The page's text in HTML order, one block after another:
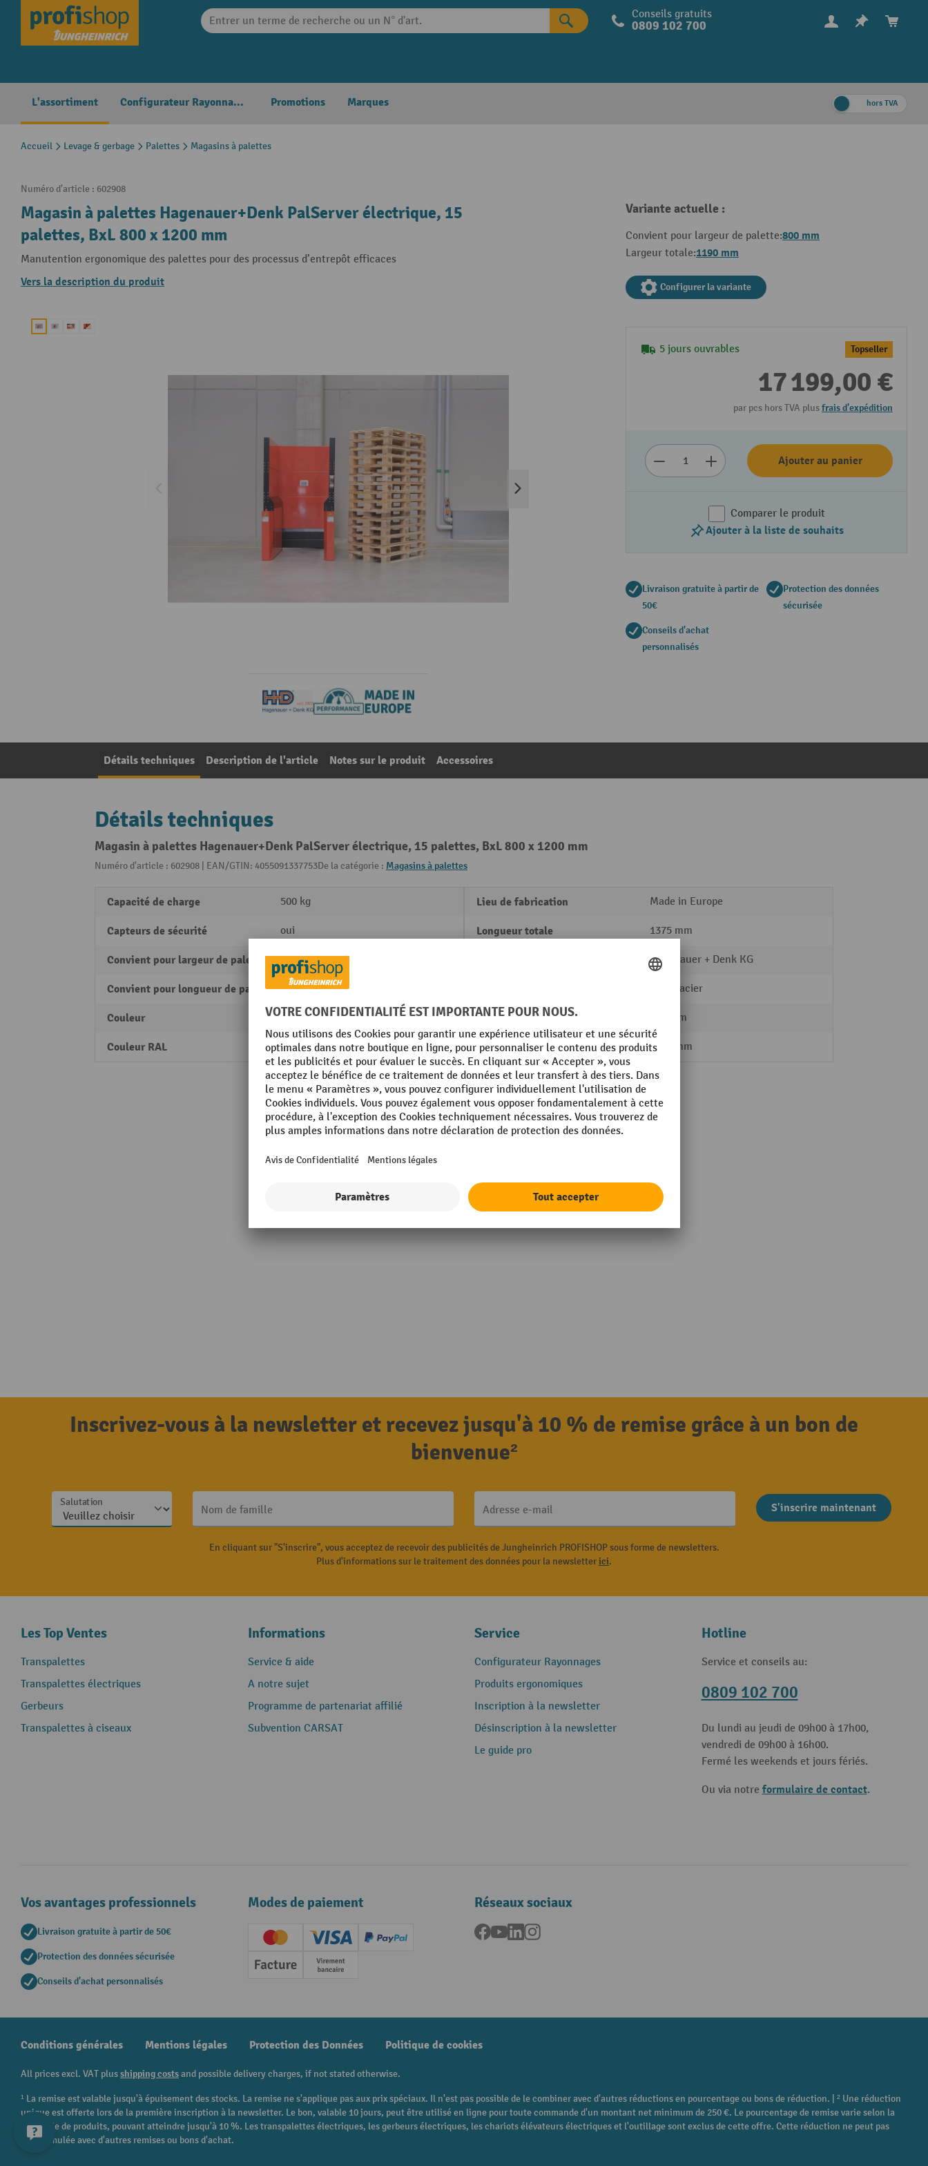
Skip to main navigation Conseils gratuits
0809 102 700
L'assortiment Configurateur Rayonnages Promotions Marques hors TVA
Accueil Levage & gerbage Palettes Magasins à palettes
Numéro d'article : 602908
Magasin à palettes Hagenauer+Denk PalServer électrique, 15
palettes, BxL 800 x 1200 mm
Manutention ergonomique des palettes pour des processus d’entrepôt efficaces
Vers la description du produit
Variante actuelle :
Convient pour largeur de palette:800 mm
Largeur totale:1190 mm
Configurer la variante
5 jours ouvrables Topseller
17 199,00 €
par pcs hors TVA plusfrais d'expédition
Ajouter au panier
Comparer le produit
Ajouter à la liste de souhaits
Livraison gratuite à partir de
50€
Protection des données
sécurisée
Conseils d'achat
personnalisés
Détails techniques Description de l'article Notes sur le produit Accessoires
Détails techniques
Magasin à palettes Hagenauer+Denk PalServer électrique, 15 palettes, BxL 800 x 1200 mm
Numéro d'article : 602908 | EAN/GTIN: 4055091337753De la catégorie : Magasins à palettes
Capacité de charge 500 kg
Capteurs de sécurité oui
Convient pour largeur de palette 800 mm
Convient pour longueur de palette 1200 mm
Couleur orange sanguine/noir
Couleur RAL RAL 2002 orangé sang
Lieu de fabrication Made in Europe
Longueur totale 1375 mm
Hagenauer + Denk KG
Tôle d'acier
Palette, largeur max. 800 mm
Palette, longueur max. 1200 mm
Afficher tous les détails techniques
Inscrivez-vous à la newsletter et recevez jusqu'à 10 % de remise grâce à un bon de
bienvenue²
Salutation
Nom de famille Adresse e-mail S'inscrire maintenant
En cliquant sur "S'inscrire", vous acceptez de recevoir des publicités de Jungheinrich PROFISHOP sous forme de newsletters.
Plus d'informations sur le traitement des données pour la newsletterici.
Les Top Ventes
Transpalettes
Transpalettes électriques
Gerbeurs
Transpalettes à ciseaux
Informations
Service & aide
A notre sujet
Programme de partenariat affilié
Subvention CARSAT
Service
Configurateur Rayonnages
Produits ergonomiques
Inscription à la newsletter
Désinscription à la newsletter
Le guide pro
Hotline
Service et conseils au:
0809 102 700
Du lundi au jeudi de 09h00 à 17h00,
vendredi de 09h00 à 16h00.
Fermé les weekends et jours fériés.
Ou via notre formulaire de contact.
Vos avantages professionnels
Livraison gratuite à partir de 50€
Protection des données sécurisée
Conseils d'achat personnalisés
Modes de paiement
Creditcard (Master)Creditcard (Visa)
PayPal
Facture Paiement anticipé
Réseaux sociaux
Facebook
YouTubeLinkedInInstagram
Conditions générales Mentions légales Protection des Données Politique de cookies
All prices excl. VAT plusshipping costsand possible delivery charges, if not stated otherwise.
¹ La remise est valable jusqu'à épuisement des stocks. La remise ne s'applique pas aux prix spéciaux. Il n'est pas possible de le combiner avec d'autres réductions en pourcentage ou bons de réduction. | ² Une réduction
unique est offerte lors de la première inscription à la newsletter. Le bon, valable 10 jours, peut être utilisé en ligne pour toute commande d'un montant net minimum de 250 €. Le pourcentage de remise varie selon la
catégorie de produits, pouvant atteindre jusqu'à 10 %. Les transpalettes électriques, les gerbeurs électriques, les chariots élévateurs électriques et l'outillage sont exclus de cette offre. Cette réduction ne peut pas
être cumulée avec d'autres remises ou bons d'achat.